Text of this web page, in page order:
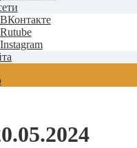
ВКонтакте
Rutube
Instagram